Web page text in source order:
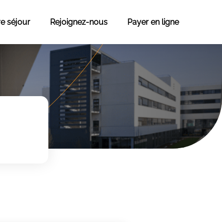
séjour Rejoignez-nous Payer en ligne